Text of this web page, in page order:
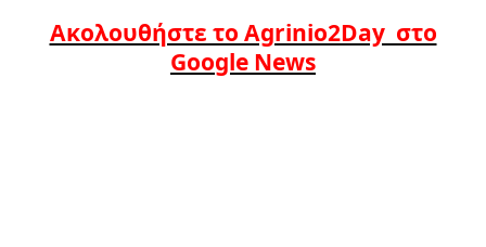
Ακολουθήστε το Agrinio2Day στο
Google News